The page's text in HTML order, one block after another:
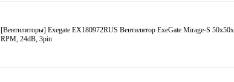
[Вентиляторы] Exegate EX180972RUS Вентилятор ExeGate Mirage-S
RPM, 24dB, 3pin